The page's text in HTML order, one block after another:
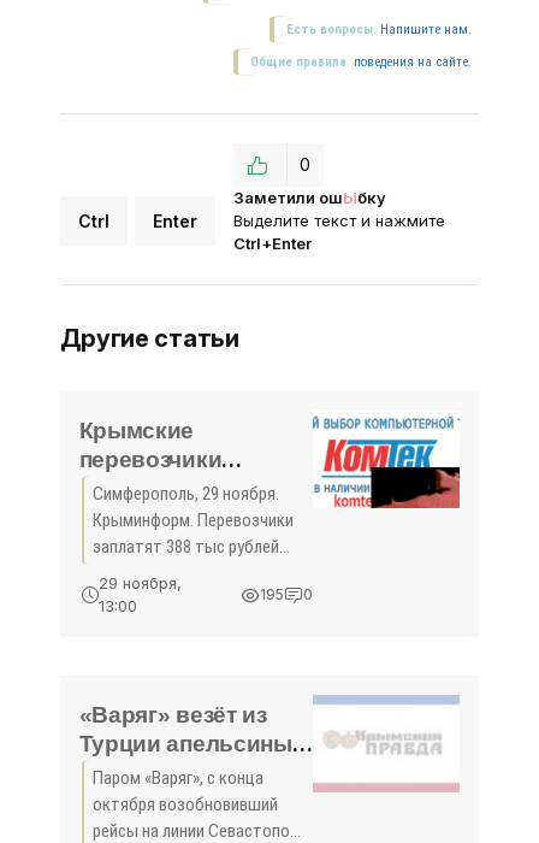
Есть вопросы. Напишите нам.
Общие правила поведения на сайте.
Ctrl Enter
Заметили ошЫбку
Выделите текст и нажмите
Ctrl+Enter
0
Другие статьи
Крымские
перевозчики
заплатят почти 400
тыс рублей за
безбилетников -
«Экономика Крыма»
Симферополь, 29 ноября.
Крыминформ. Перевозчики
заплатят 388 тыс рублей
нарушения договорных
сообщил
29 ноября,
13:00
195 0
«Варяг» везёт из
Турции апельсины и
мандарины -
«Экономика Крыма»
Паром «Варяг», с конца
октября возобновивший
рейсы на линии Севастополь